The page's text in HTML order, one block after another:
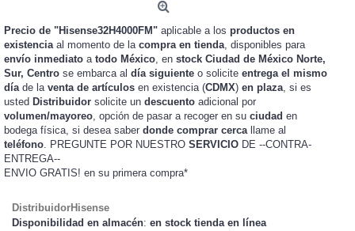
Precio de "Hisense32H4000FM" aplicable a los productos en
existenciaal momento de la compra en tienda, disponibles para
envío inmediato a todo México, en stock Ciudad de México Norte,
Sur, Centro se embarca al día siguiente o solicite entrega el mismo
díade la venta de artículos en existencia (CDMX) en plaza, si es
usted Distribuidor solicite un descuento adicional por
volumen/mayoreo, opción de pasar a recoger en su ciudad en
bodega física, si desea saber donde comprar cercallame al
teléfono. PREGUNTE POR NUESTRO SERVICIO DE --CONTRA-
ENTREGA--
ENVIO GRATIS! en su primera compra*
DistribuidorHisense
Disponibilidad en almacén: en stock tienda en línea